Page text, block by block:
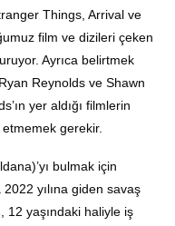
Things, Arrival ve
film ve dizileri çeken
Ayrıca belirtmek
Reynolds ve Shawn
yer aldığı filmlerin
etmemek gerekir.
bulmak için
yılına giden savaş
12 yaşındaki haliyle iş